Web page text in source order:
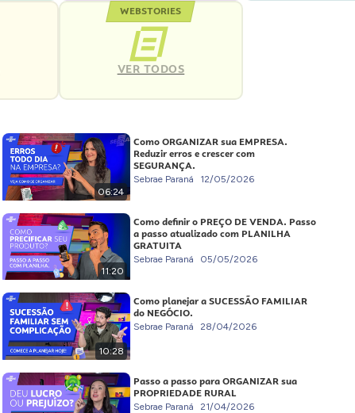
WEBSTORIES
VER TODOS
06:24
Como ORGANIZAR sua EMPRESA.
Reduzir erros e crescer com
SEGURANÇA.
Sebrae Paraná 12/05/2026
11:20
Como definir o PREÇO DE VENDA. Passo
a passo atualizado com PLANILHA
GRATUITA
Sebrae Paraná 05/05/2026
10:28
Como planejar a SUCESSÃO FAMILIAR
do NEGÓCIO.
Sebrae Paraná 28/04/2026
Passo a passo para ORGANIZAR sua
PROPRIEDADE RURAL
Sebrae Paraná 21/04/2026